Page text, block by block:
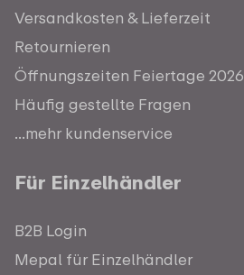
Versandkosten & Lieferzeit
Retournieren
Öffnungszeiten Feiertage 2026
Häufig gestellte Fragen
...mehr kundenservice
Für Einzelhändler
B2B Login
Mepal für Einzelhändler